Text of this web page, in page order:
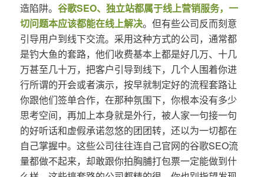
造陷阱。 谷歌SEO、独立站都属于线上营销服务，一
切问题本应该都能在线上解决。但有些公司反而刻意
引导用户到线下交流。采用这种方式的公司，通常都
是钓大鱼的套路，他们收费基本上都是好几万、十几
万甚至几十万，把客户引导到线下，几个人围着你进
行所谓的开会或者演示，按早就制定好的流程套路让
你跟他们签单合作，在那种氛围下，你根本没有多少
思考空间，再加上本身就是外行，被人家一句接一句
的好听话和虚假承诺忽悠的团团转，还以为一切都在
自己掌握中。这些公司往往连自己官网的谷歌SEO流
量都做不起来，却敢跟你拍胸脯打包票一定能做到什